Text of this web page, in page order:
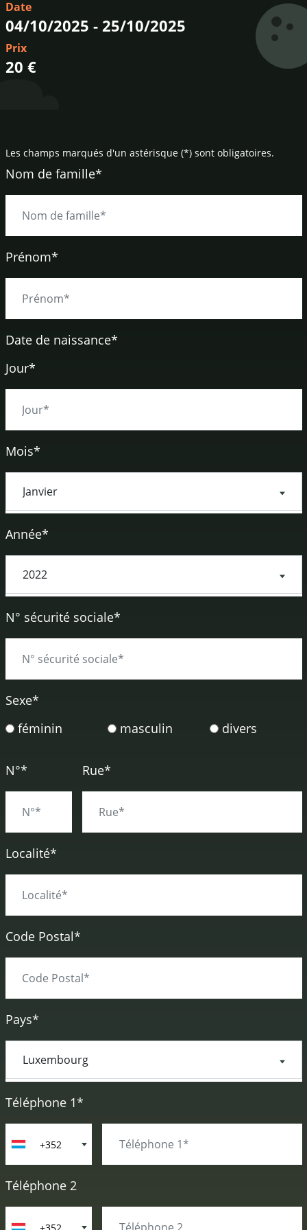
Date
04/10/2025 - 25/10/2025
Prix
20 €
Les champs marqués d'un astérisque (*) sont obligatoires.
Nom de famille*
Prénom*
Date de naissance*
Jour*
Mois*
Année*
N° sécurité sociale*
Sexe*
féminin
masculin divers
N°* Rue*
Localité*
Code Postal*
Pays*
Téléphone 1*
+352
Téléphone 2
+352